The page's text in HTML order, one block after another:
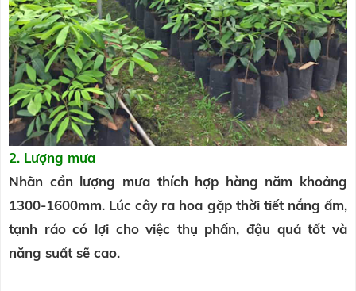
2. Lượng mưa
Nhãn cần lượng mưa thích hợp hàng năm khoảng
1300-1600mm. Lúc cây ra hoa gặp thời tiết nắng ấm,
tạnh ráo có lợi cho việc thụ phấn, đậu quả tốt và
năng suất sẽ cao.